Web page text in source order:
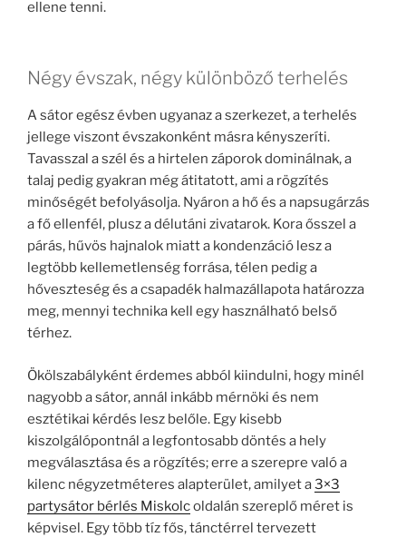
ellene tenni.
Négy évszak, négy különböző terhelés
A sátor egész évben ugyanaz a szerkezet, a terhelés
jellege viszont évszakonként másra kényszeríti.
Tavasszal a szél és a hirtelen záporok dominálnak, a
talaj pedig gyakran még átitatott, ami a rögzítés
minőségét befolyásolja. Nyáron a hő és a napsugárzás
a fő ellenfél, plusz a délutáni zivatarok. Kora ősszel a
párás, hűvös hajnalok miatt a kondenzáció lesz a
legtöbb kellemetlenség forrása, télen pedig a
hőveszteség és a csapadék halmazállapota határozza
meg, mennyi technika kell egy használható belső
térhez.
Ökölszabályként érdemes abból kiindulni, hogy minél
nagyobb a sátor, annál inkább mérnöki és nem
esztétikai kérdés lesz belőle. Egy kisebb
kiszolgálópontnál a legfontosabb döntés a hely
megválasztása és a rögzítés; erre a szerepre való a
kilenc négyzetméteres alapterület, amilyet a3×3
partysátor bérlés Miskolcoldalán szereplő méret is
képvisel. Egy több tíz fős, tánctérrel tervezett